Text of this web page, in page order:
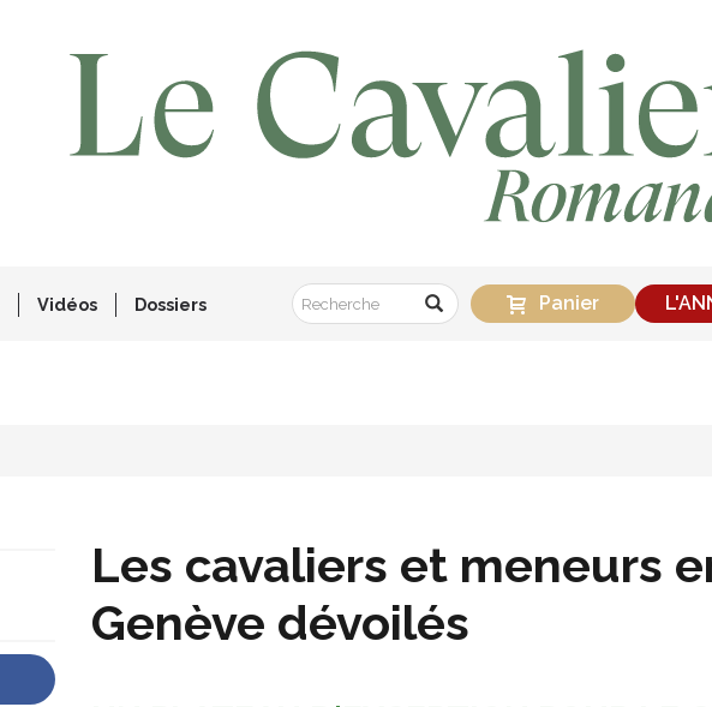
Vidéos Dossiers Panier
Les cavaliers et meneurs
Genève dévoilés